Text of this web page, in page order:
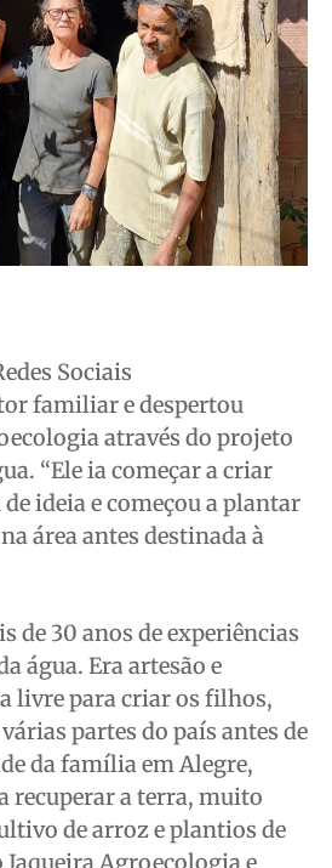
Sociais
familiar e despertou
através do projeto
“Ele ia começar a criar
ideia e começou a plantar
área antes destinada à
de 30 anos de experiências
água. Era artesão e
livre para criar os filhos,
partes do país antes de
da família em Alegre,
recuperar a terra, muito
de arroz e plantios de